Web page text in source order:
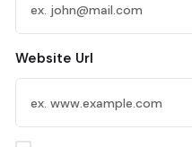
Website Url